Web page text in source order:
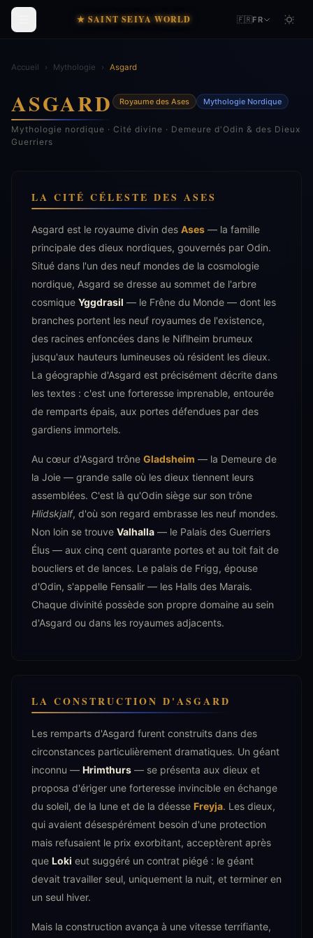
★ SAINT SEIYA WORLD 🇫🇷FR
Accueil › Mythologie › Asgard
ASGARD Royaume des Ases Mythologie Nordique
Mythologie nordique · Cité divine · Demeure d'Odin & des Dieux
Guerriers
LA CITÉ CÉLESTE DES ASES
Asgard est le royaume divin des Ases — la famille
principale des dieux nordiques, gouvernés par Odin.
Situé dans l'un des neuf mondes de la cosmologie
nordique, Asgard se dresse au sommet de l'arbre
cosmique Yggdrasil — le Frêne du Monde — dont les
branches portent les neuf royaumes de l'existence,
des racines enfoncées dans le Niflheim brumeux
jusqu'aux hauteurs lumineuses où résident les dieux.
La géographie d'Asgard est précisément décrite dans
les textes : c'est une forteresse imprenable, entourée
de remparts épais, aux portes défendues par des
gardiens immortels.
Au cœur d'Asgard trône Gladsheim — la Demeure de
la Joie — grande salle où les dieux tiennent leurs
assemblées. C'est là qu'Odin siège sur son trône
Hlidskjalf, d'où son regard embrasse les neuf mondes.
Non loin se trouve Valhalla — le Palais des Guerriers
Élus — aux cinq cent quarante portes et au toit fait de
boucliers et de lances. Le palais de Frigg, épouse
d'Odin, s'appelle Fensalir — les Halls des Marais.
Chaque divinité possède son propre domaine au sein
d'Asgard ou dans les royaumes adjacents.
LA CONSTRUCTION D'ASGARD
Les remparts d'Asgard furent construits dans des
circonstances particulièrement dramatiques. Un géant
inconnu — Hrimthurs — se présenta aux dieux et
proposa d'ériger une forteresse invincible en échange
du soleil, de la lune et de la déesse Freyja. Les dieux,
qui avaient désespérément besoin d'une protection
mais refusaient le prix exorbitant, acceptèrent après
que Loki eut suggéré un contrat piégé : le géant
devait travailler seul, uniquement la nuit, et terminer en
un seul hiver.
Mais la construction avança à une vitesse terrifiante,